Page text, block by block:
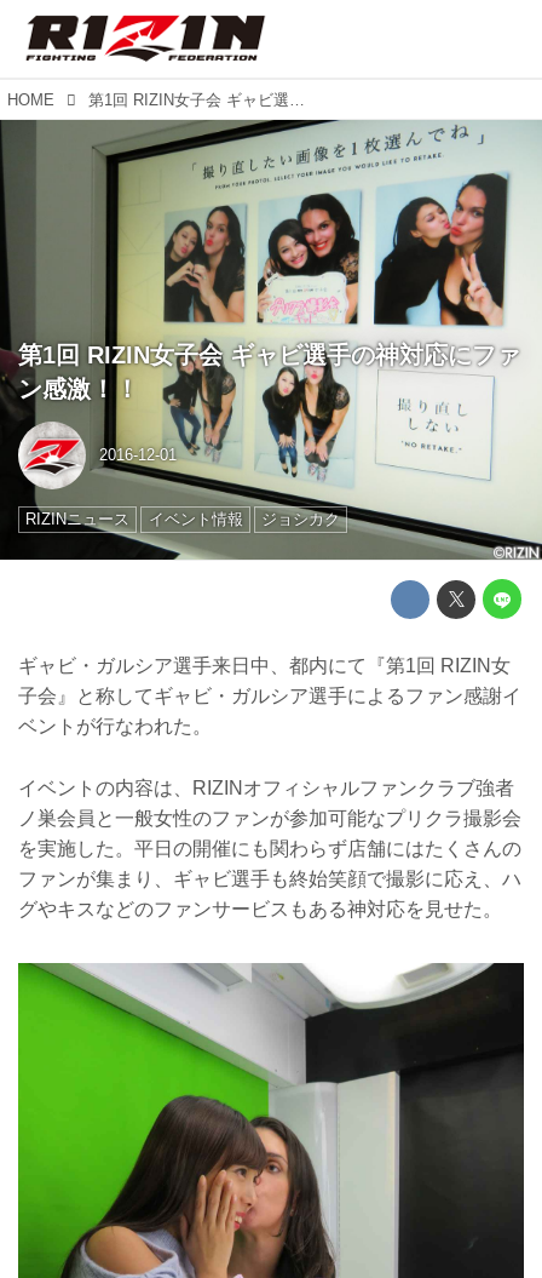
HOME 第1回 RIZIN女子会 ギャビ選手の神対応にファン感激！！
第1回 RIZIN女子会 ギャビ選手の神対応にファ
ン感激！！
2016-12-01
RIZINニュース イベント情報 ジョシカク
ギャビ・ガルシア選手来日中、都内にて『第1回 RIZIN女
子会』と称してギャビ・ガルシア選手によるファン感謝イ
ベントが行なわれた。
イベントの内容は、RIZINオフィシャルファンクラブ強者
ノ巣会員と一般女性のファンが参加可能なプリクラ撮影会
を実施した。平日の開催にも関わらず店舗にはたくさんの
ファンが集まり、ギャビ選手も終始笑顔で撮影に応え、ハ
グやキスなどのファンサービスもある神対応を見せた。